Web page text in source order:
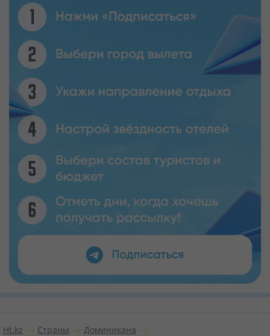
Ht.kz Страны
Доминикана